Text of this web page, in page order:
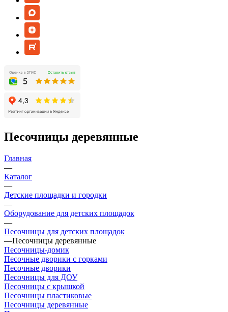
Песочницы деревянные
Главная
—
Каталог
—
Детские площадки и городки
—
Оборудование для детских площадок
—
Песочницы для детских площадок
—Песочницы деревянные
Песочницы-домик
Песочные дворики с горками
Песочные дворики
Песочницы для ДОУ
Песочницы с крышкой
Песочницы пластиковые
Песочницы деревянные